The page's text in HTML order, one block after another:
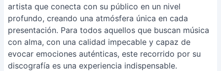
artista que conecta con su público en un nivel
profundo, creando una atmósfera única en cada
presentación. Para todos aquellos que buscan música
con alma, con una calidad impecable y capaz de
evocar emociones auténticas, este recorrido por su
discografía es una experiencia indispensable.